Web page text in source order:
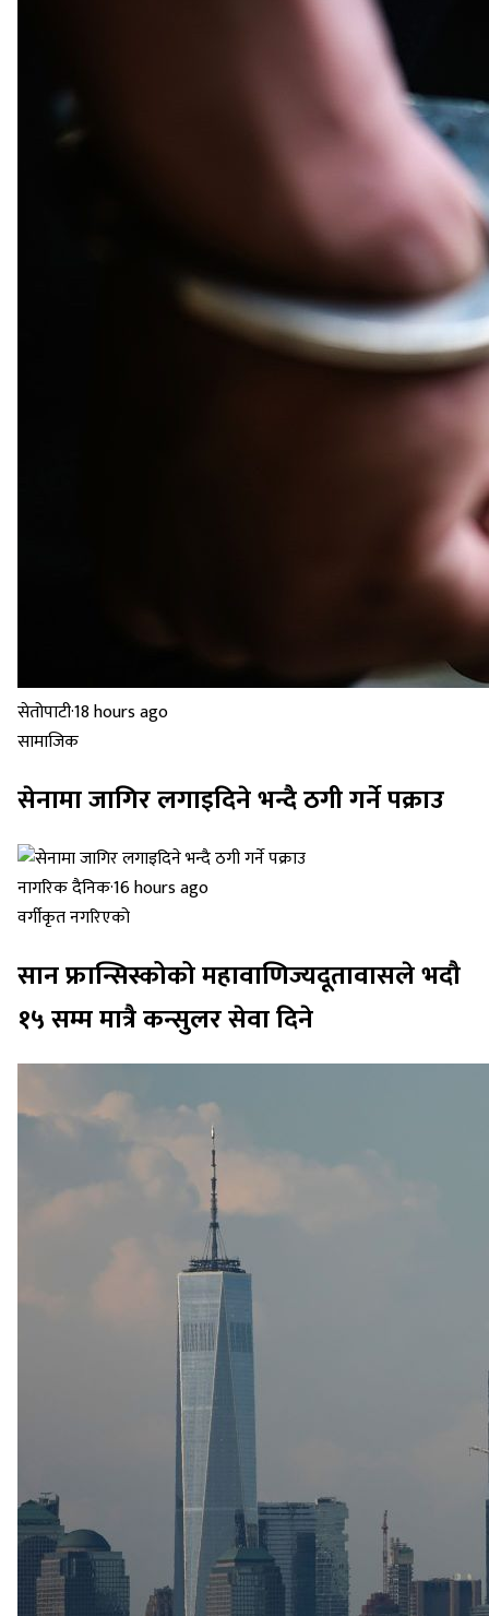
सेतोपाटी·18 hours ago
सामाजिक
सेनामा जागिर लगाइदिने भन्दै ठगी गर्ने पक्राउ
नागरिक दैनिक·16 hours ago
वर्गीकृत नगरिएको
सान फ्रान्सिस्कोको महावाणिज्यदूतावासले भदौ
१५ सम्म मात्रै कन्सुलर सेवा दिने